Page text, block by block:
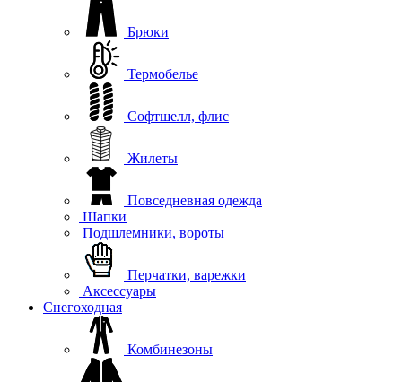
Брюки
Термобелье
Софтшелл, флис
Жилеты
Повседневная одежда
Шапки
Подшлемники, вороты
Перчатки, варежки
Аксессуары
Снегоходная
Комбинезоны